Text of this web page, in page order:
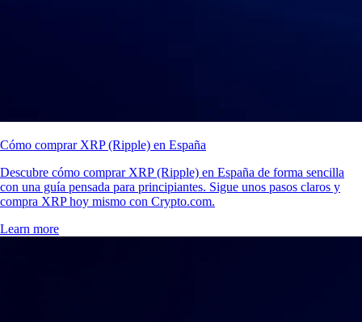
Cómo comprar XRP (Ripple) en España
Descubre cómo comprar XRP (Ripple) en España de forma sencilla
con una guía pensada para principiantes. Sigue unos pasos claros y
compra XRP hoy mismo con Crypto.com.
Learn more